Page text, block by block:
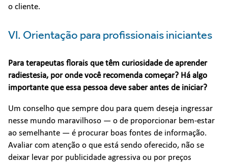
o cliente.
VI. Orientação para profissionais iniciantes
Para terapeutas florais que têm curiosidade de aprender
radiestesia, por onde você recomenda começar? Há algo
importante que essa pessoa deve saber antes de iniciar?
Um conselho que sempre dou para quem deseja ingressar
nesse mundo maravilhoso — o de proporcionar bem-estar
ao semelhante — é procurar boas fontes de informação.
Avaliar com atenção o que está sendo oferecido, não se
deixar levar por publicidade agressiva ou por preços